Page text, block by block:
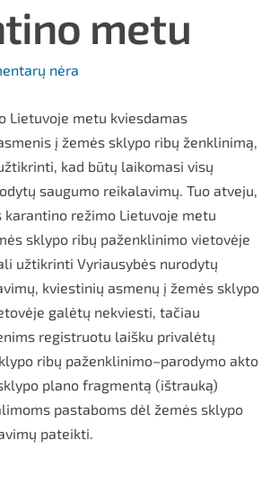
metu
nėra
Lietuvoje metu kviesdamas
į žemės sklypo ribų ženklinimą,
kad būtų laikomasi visų
saugumo reikalavimų. Tuo atveju,
karantino režimo Lietuvoje metu
sklypo ribų paženklinimo vietovėje
užtikrinti Vyriausybės nurodytų
kviestinių asmenų į žemės sklypo
galėtų nekviesti, tačiau
registruotu laišku privalėtų
ribų paženklinimo–parodymo akto
plano fragmentą (ištrauką)
pastaboms dėl žemės sklypo
pateikti.